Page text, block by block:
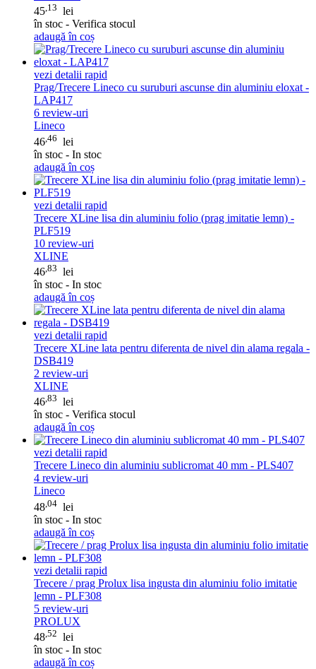
45 ,13 lei
în stoc - Verifica stocul
adaugă în coș
vezi detalii rapid
Prag/Trecere Lineco cu suruburi ascunse din aluminiu eloxat -
LAP417
6 review-uri
Lineco
46 ,46 lei
în stoc - In stoc
adaugă în coș
vezi detalii rapid
Trecere XLine lisa din aluminiu folio (prag imitatie lemn) -
PLF519
10 review-uri
XLINE
46 ,83 lei
în stoc - In stoc
adaugă în coș
vezi detalii rapid
Trecere XLine lata pentru diferenta de nivel din alama regala -
DSB419
2 review-uri
XLINE
46 ,83 lei
în stoc - Verifica stocul
adaugă în coș
vezi detalii rapid
Trecere Lineco din aluminiu sublicromat 40 mm - PLS407
4 review-uri
Lineco
48 ,04 lei
în stoc - In stoc
adaugă în coș
vezi detalii rapid
Trecere / prag Prolux lisa ingusta din aluminiu folio imitatie
lemn - PLF308
5 review-uri
PROLUX
48 ,52 lei
în stoc - In stoc
adaugă în coș